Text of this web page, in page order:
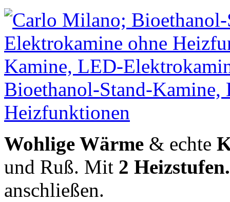
Wohlige Wärme & echte
und Ruß. Mit 2 Heizstufen.
anschließen.